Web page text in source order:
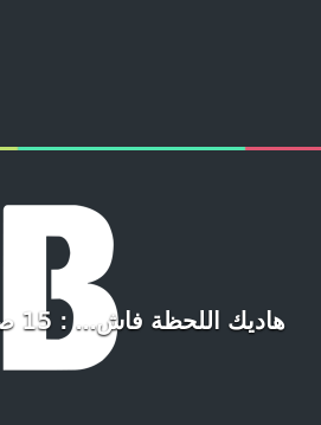
هاديك اللحظة فاش... : 15 صورة لأشخاص وقعوا في مواقف لا يحسدون عليها